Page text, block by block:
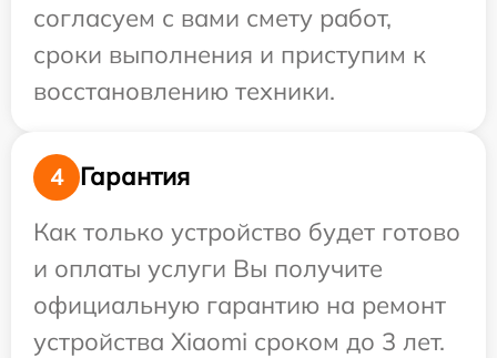
согласуем с вами смету работ,
сроки выполнения и приступим к
восстановлению техники.
4
Гарантия
Как только устройство будет готово
и оплаты услуги Вы получите
официальную гарантию на ремонт
устройства Xiaomi сроком до 3 лет.